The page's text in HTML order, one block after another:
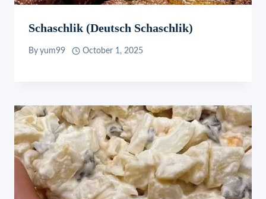
Schaschlik (Deutsch Schaschlik)
By yum99 October 1, 2025